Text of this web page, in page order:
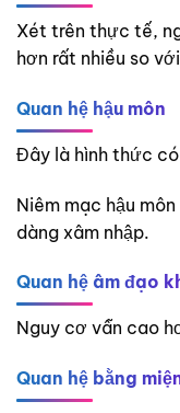
Xét trên thực tế,
hơn rất nhiều so
Quan hệ hậu môn
Đây là hình thức
Niêm mạc hậu
dàng xâm nhập.
Quan hệ âm đạo
Nguy cơ vẫn cao
Quan hệ bằng